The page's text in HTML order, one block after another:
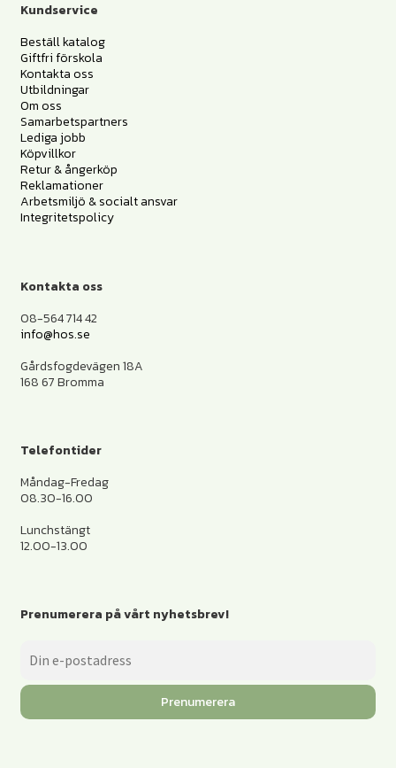
Kundservice
Beställ katalog
Giftfri förskola
Kontakta oss
Utbildningar
Om oss
Samarbetspartners
Lediga jobb
Köpvillkor
Retur & ångerköp
Reklamationer
Arbetsmiljö & socialt ansvar
Integritetspolicy
Kontakta oss
08-564 714 42
info@hos.se
Gårdsfogdevägen 18A
168 67 Bromma
Telefontider
Måndag-Fredag
08.30-16.00
Lunchstängt
12.00-13.00
Prenumerera på vårt nyhetsbrev!
Prenumerera